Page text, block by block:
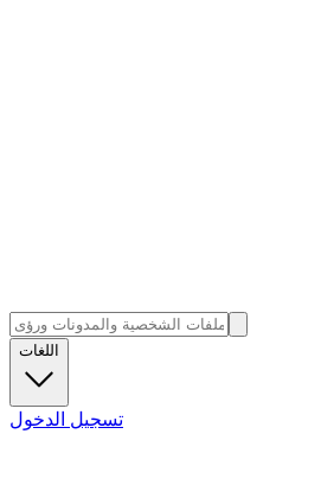
اللغات
تسجيل الدخول